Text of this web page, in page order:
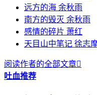
远方的海 余秋雨
南方的毁灭 余秋雨
感情的碎片 萧红
天目山中笔记 徐志
阅读作者的全部文章
吐血推荐